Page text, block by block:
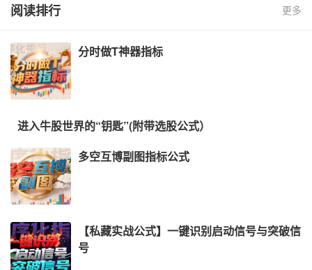
阅读排行 更多
分时做T神器指标
进入牛股世界的“钥匙”(附带选股公式）
多空互博副图指标公式
【私藏实战公式】一键识别启动信号与突破信
号